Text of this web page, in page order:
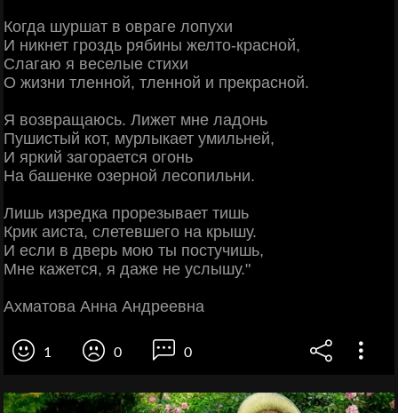
Когда шуршат в овраге лопухи
И никнет гроздь рябины желто-красной,
Слагаю я веселые стихи
О жизни тленной, тленной и прекрасной.
Я возвращаюсь. Лижет мне ладонь
Пушистый кот, мурлыкает умильней,
И яркий загорается огонь
На башенке озерной лесопильни.
Лишь изредка прорезывает тишь
Крик аиста, слетевшего на крышу.
И если в дверь мою ты постучишь,
Мне кажется, я даже не услышу."
Ахматова Анна Андреевна
1 0 0